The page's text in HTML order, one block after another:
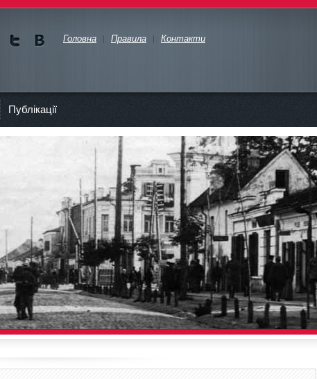
Головна Правила Контакти
Публікації